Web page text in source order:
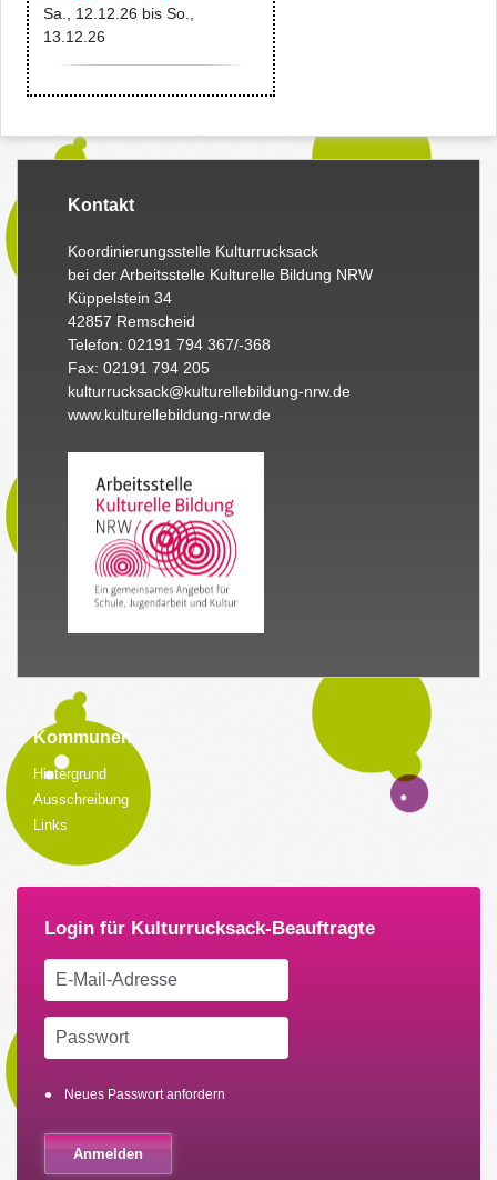
Sa., 12.12.26 bis So.,
13.12.26
Kontakt
Koordinierungsstelle Kulturrucksack
bei der Arbeitsstelle Kulturelle Bildung NRW
Küppelstein 34
42857 Remscheid
Telefon: 02191 794 367/-368
Fax: 02191 794 205
kulturrucksack@kulturellebildung-nrw.de
www.kulturellebildung-nrw.de
Kommunen
Hintergrund
Ausschreibung
Links
Neues Passwort anfordern